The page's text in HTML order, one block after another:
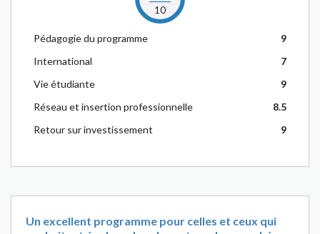
10
Pédagogie du programme
9
International
7
Vie étudiante
9
Réseau et insertion professionnelle
8.5
Retour sur investissement
9
Un excellent programme pour celles et ceux qui